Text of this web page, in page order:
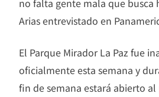
Arias entrevistado en
El Parque Mirador La Paz fue
oficialmente esta semana y
fin de semana estará abierto